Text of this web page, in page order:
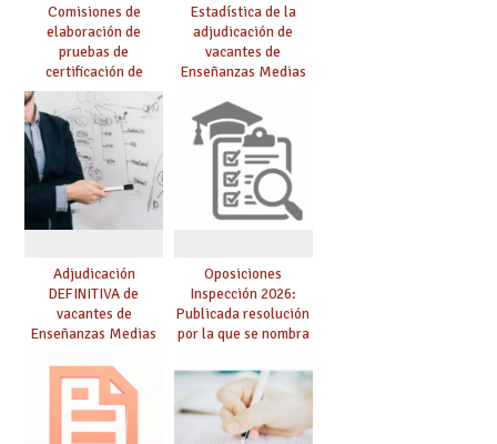
Comisiones de
elaboración de
pruebas de
certificación de
competencia
lingüística: publicada
resolución definitiva
Estadística de la
adjudicación de
vacantes de
Enseñanzas Medias
Adjudicación
DEFINITIVA de
vacantes de
Enseñanzas Medias
Oposiciones
Inspección 2026:
Publicada resolución
por la que se nombra
prácticas, se regulan
dichas prácticas y se
convoca acto público
de adjudicación